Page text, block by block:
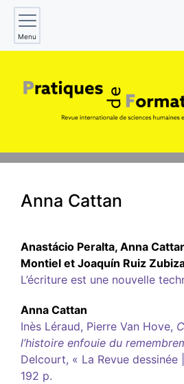
Menu
Anna Cattan
Anastácio Peralta, Anna
Montiel et Joaquín Ruiz
L’écriture est une nouvelle
Anna Cattan
Inès Léraud, Pierre Van Hove,
l’histoire enfouie du
Delcourt, « La Revue
192 p.